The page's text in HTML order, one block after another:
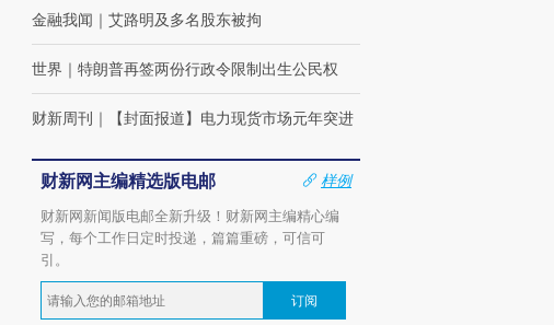
金融我闻 ｜ 艾路明及多名股东被拘
世界 ｜ 特朗普再签两份行政令限制出生公民权
财新周刊 ｜ 【封面报道】电力现货市场元年突进
财新网主编精选版电邮
样例
财新网新闻版电邮全新升级！财新网主编精心编
写，每个工作日定时投递，篇篇重磅，可信可
引。
订阅